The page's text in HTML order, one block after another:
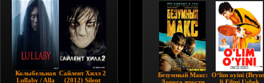
2025 AQSH
filmi
Колыбельная
Lullaby / Alla
Сайлент Хилл 2
(2012) Silent
Бeзумный Maкc: Oʻlim oyini